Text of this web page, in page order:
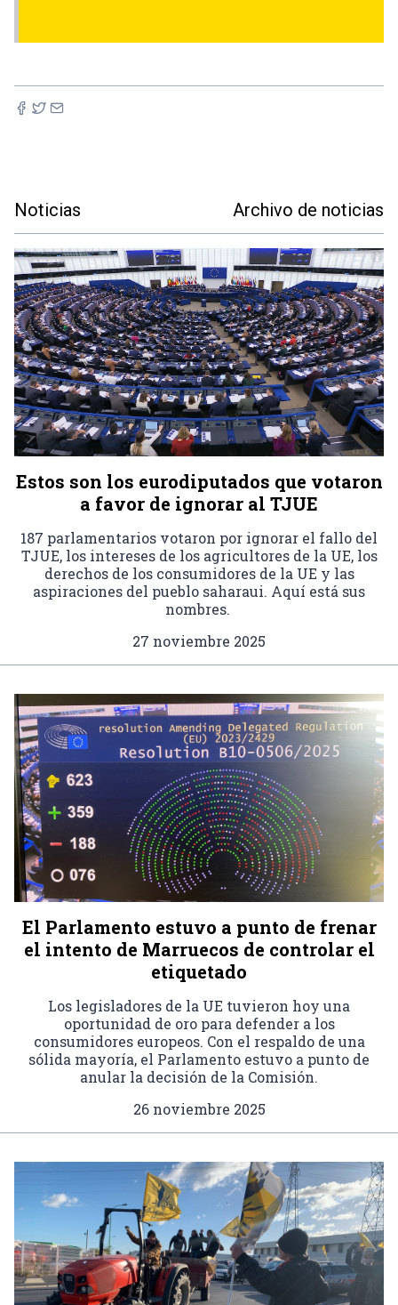
Noticias Archivo de noticias
Estos son los eurodiputados que votaron
a favor de ignorar al TJUE
187 parlamentarios votaron por ignorar el fallo del
TJUE, los intereses de los agricultores de la UE, los
derechos de los consumidores de la UE y las
aspiraciones del pueblo saharaui. Aquí está sus
nombres.
27 noviembre 2025
El Parlamento estuvo a punto de frenar
el intento de Marruecos de controlar el
etiquetado
Los legisladores de la UE tuvieron hoy una
oportunidad de oro para defender a los
consumidores europeos. Con el respaldo de una
sólida mayoría, el Parlamento estuvo a punto de
anular la decisión de la Comisión.
26 noviembre 2025